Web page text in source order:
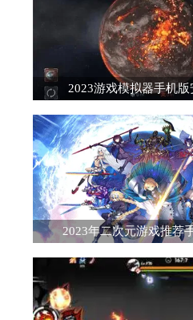
2023游戏模拟器手机
2023年二次元游戏推荐